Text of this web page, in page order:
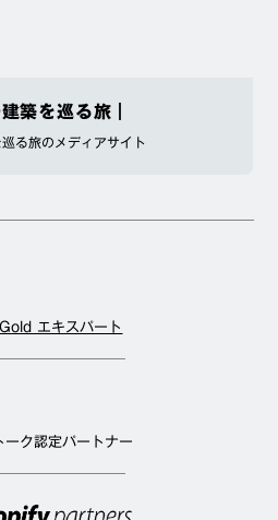
築を巡る旅｜
る旅のメディアサイト
エキスパート
ク認定パートナー